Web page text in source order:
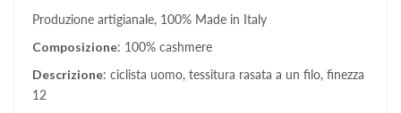
Produzione artigianale, 100% Made in Italy
Composizione: 100% cashmere
Descrizione: ciclista uomo, tessitura rasata a un filo, finezza
12